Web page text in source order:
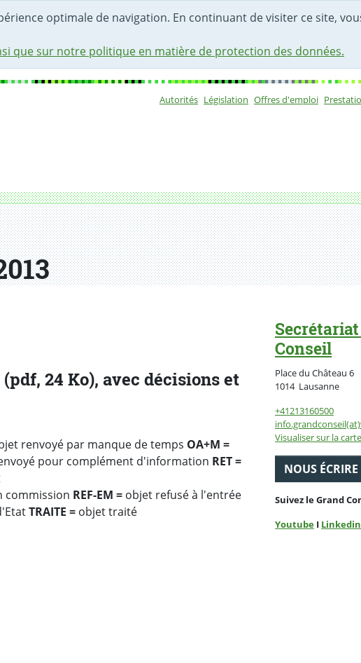
optimale de navigation. En continuant de visiter ce site,
que sur notre politique en matière de protection des données.
Autorités Législation Offres d'emploi
(pdf, 24 Ko), avec décisions et
renvoyé par manque de temps OA+M =
pour complément d'information RET =
commission REF-EM = objet refusé à l'entrée
TRAITE = objet traité
Conseil
Place du Château 6
1014 LausanneSuisse
+41213160500
Visualiser sur la
NOUS ÉCRIRE
Suivez le Grand
Youtube I Linkedin